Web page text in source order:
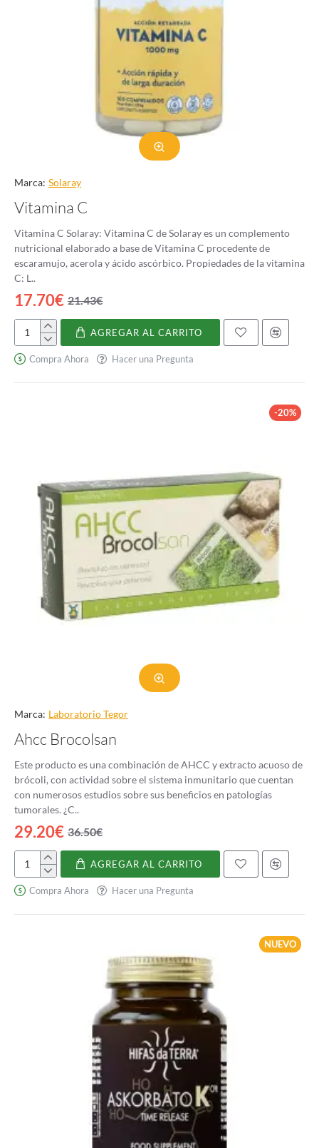
Marca: Solaray
Vitamina C
Vitamina C Solaray: Vitamina C de Solaray es un complemento
nutricional elaborado a base de Vitamina C procedente de
escaramujo, acerola y ácido ascórbico. Propiedades de la vitamina
C: L..
17.70€ 21.43€
Vitamina
C
AGREGAR AL CARRITO
Compra Ahora Hacer una Pregunta
-20%
Marca: Laboratorio Tegor
Ahcc Brocolsan
Este producto es una combinación de AHCC y extracto acuoso de
brócoli, con actividad sobre el sistema inmunitario que cuentan
con numerosos estudios sobre sus beneficios en patologías
tumorales. ¿C..
29.20€ 36.50€
Ahcc
Brocolsan
AGREGAR AL CARRITO
Compra Ahora Hacer una Pregunta
NUEVO